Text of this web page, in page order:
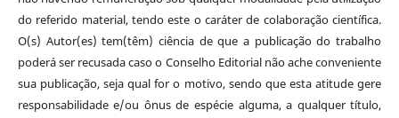
do referido material, tendo este o caráter de colaboração científica.
O(s) Autor(es) tem(têm) ciência de que a publicação do trabalho
poderá ser recusada caso o Conselho Editorial não ache conveniente
sua publicação, seja qual for o motivo, sendo que esta atitude gere
responsabilidade e/ou ônus de espécie alguma, a qualquer título,